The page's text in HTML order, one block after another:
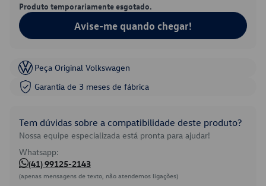
Produto temporariamente esgotado.
Avise-me quando chegar!
Peça Original Volkswagen
Garantia de 3 meses de fábrica
Tem dúvidas sobre a compatibilidade deste produto?
Nossa equipe especializada está pronta para ajudar!
Whatsapp:
(41) 99125-2143
(apenas mensagens de texto, não atendemos ligações)